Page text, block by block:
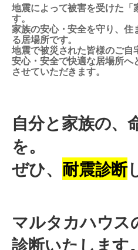
地震によって被害を受けた「
す。
家族の安心・安全を守り、住
る居場所です。
地震で被災された皆様のご自
安心・安全で快適な居場所へ
させていただきます。
自分と家族の、
を。
ぜひ、 耐震診断
マルタカハウス
診断いたします。